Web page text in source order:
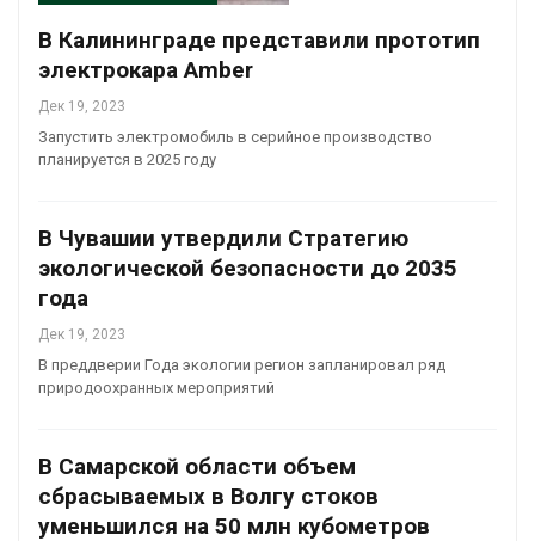
В Калининграде представили прототип
электрокара Amber
Дек 19, 2023
Запустить электромобиль в серийное производство
планируется в 2025 году
В Чувашии утвердили Стратегию
экологической безопасности до 2035
года
Дек 19, 2023
В преддверии Года экологии регион запланировал ряд
природоохранных мероприятий
В Самарской области объем
сбрасываемых в Волгу стоков
уменьшился на 50 млн кубометров